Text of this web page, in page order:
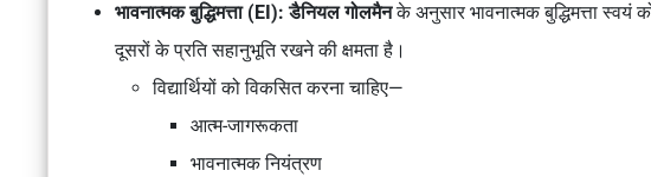
भावनात्मक बुद्धिमत्ता (EI):डैनियल गोलमैनके अनुसार भावनात्मक बुद्धिमत्ता
दूसरों के प्रति सहानुभूति रखने की क्षमता है।
विद्यार्थियों को विकसित करना चाहिए—
आत्म-जागरूकता
भावनात्मक नियंत्रण